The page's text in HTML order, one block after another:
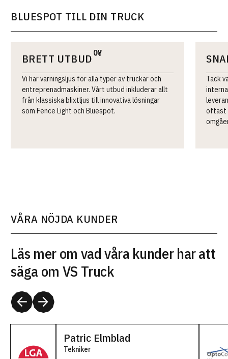
BLUESPOT TILL DIN TRUCK
BRETT UTBUD
Vi har varningsljus för alla typer av truckar och
entreprenadmaskiner. Vårt utbud inkluderar allt
från klassiska blixtljus till innovativa lösningar
som Fence Light och Bluespot.
Tack
oftast
VÅRA NÖJDA KUNDER
Patric Elmblad
Tekniker
Läs mer om vad våra kunder har att
säga om VS Truck